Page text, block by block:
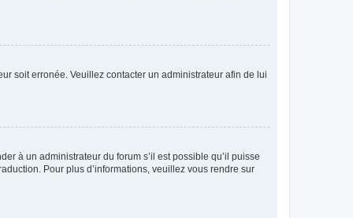
soit erronée. Veuillez contacter un administrateur afin de lui
à un administrateur du forum s’il est possible qu’il puisse
Pour plus d’informations, veuillez vous rendre sur